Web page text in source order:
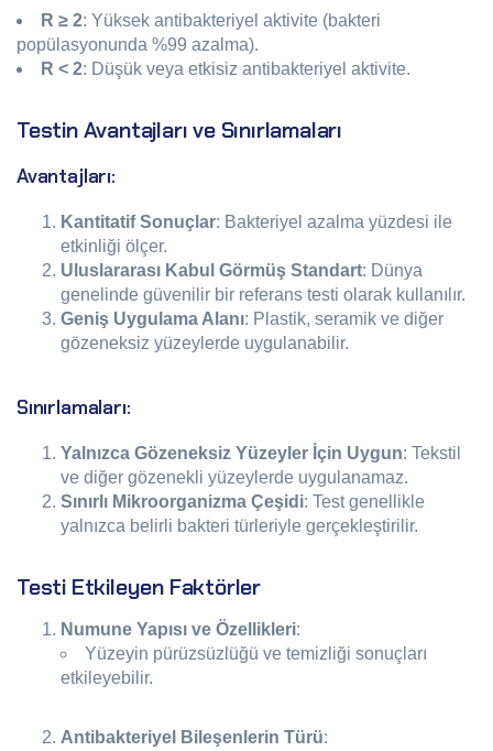
R ≥ 2: Yüksek antibakteriyel aktivite (bakteri
popülasyonunda %99 azalma).
R < 2: Düşük veya etkisiz antibakteriyel aktivite.
Testin Avantajları ve Sınırlamaları
Avantajları:
Kantitatif Sonuçlar: Bakteriyel azalma yüzdesi ile
etkinliği ölçer.
Uluslararası Kabul Görmüş Standart: Dünya
genelinde güvenilir bir referans testi olarak kullanılır.
Geniş Uygulama Alanı: Plastik, seramik ve diğer
gözeneksiz yüzeylerde uygulanabilir.
Sınırlamaları:
Yalnızca Gözeneksiz Yüzeyler İçin Uygun: Tekstil
ve diğer gözenekli yüzeylerde uygulanamaz.
Sınırlı Mikroorganizma Çeşidi: Test genellikle
yalnızca belirli bakteri türleriyle gerçekleştirilir.
Testi Etkileyen Faktörler
Numune Yapısı ve Özellikleri:
Yüzeyin pürüzsüzlüğü ve temizliği sonuçları
etkileyebilir.
Antibakteriyel Bileşenlerin Türü: